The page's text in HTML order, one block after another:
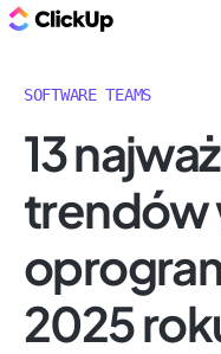
SOFTWARE TEAMS
13
trendów
2025